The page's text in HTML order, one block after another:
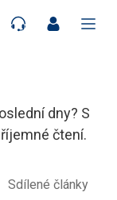
dny? S
čtení.
Sdílené články